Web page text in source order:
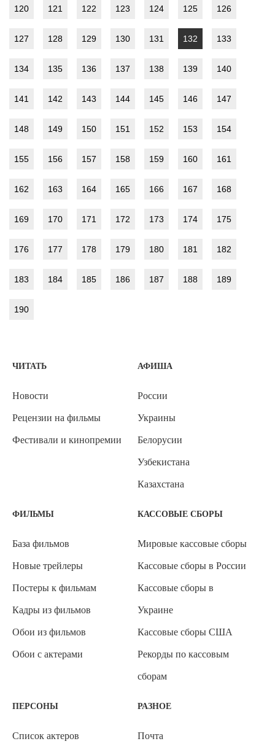
120 121 122 123 124 125 126
127 128 129 130 131 132 133
134 135 136 137 138 139 140
141 142 143 144 145 146 147
148 149 150 151 152 153 154
155 156 157 158 159 160 161
162 163 164 165 166 167 168
169 170 171 172 173 174 175
176 177 178 179 180 181 182
183 184 185 186 187 188 189
190
ЧИТАТЬ
Новости
Рецензии на фильмы
Фестивали и кинопремии
АФИША
России
Украины
Белорусии
Узбекистана
Казахстана
ФИЛЬМЫ
База фильмов
Новые трейлеры
Постеры к фильмам
Кадры из фильмов
Обои из фильмов
Обои с актерами
КАССОВЫЕ СБОРЫ
Мировые кассовые сборы
Кассовые сборы в России
Кассовые сборы в
Украине
Кассовые сборы США
Рекорды по кассовым
сборам
ПЕРСОНЫ
Список актеров
РАЗНОЕ
Почта